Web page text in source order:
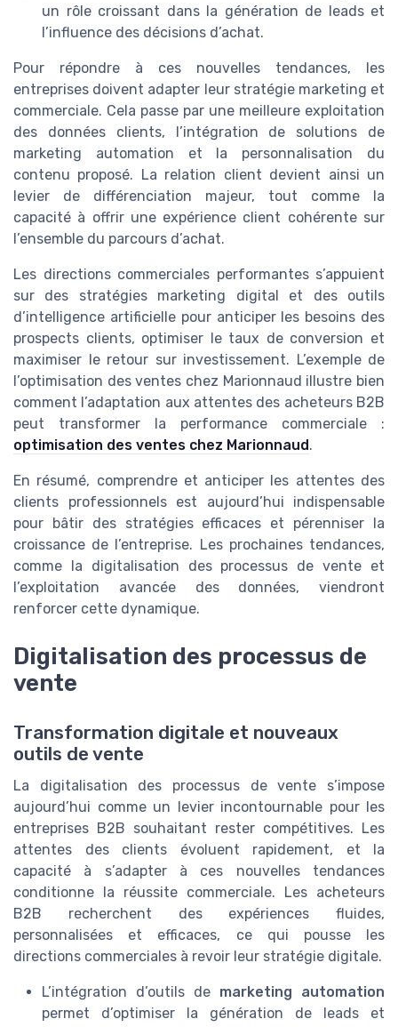
un rôle croissant dans la génération de leads et
l’influence des décisions d’achat.
Pour répondre à ces nouvelles tendances, les
entreprises doivent adapter leur stratégie marketing et
commerciale. Cela passe par une meilleure exploitation
des données clients, l’intégration de solutions de
marketing automation et la personnalisation du
contenu proposé. La relation client devient ainsi un
levier de différenciation majeur, tout comme la
capacité à offrir une expérience client cohérente sur
l’ensemble du parcours d’achat.
Les directions commerciales performantes s’appuient
sur des stratégies marketing digital et des outils
d’intelligence artificielle pour anticiper les besoins des
prospects clients, optimiser le taux de conversion et
maximiser le retour sur investissement. L’exemple de
l’optimisation des ventes chez Marionnaud illustre bien
comment l’adaptation aux attentes des acheteurs B2B
peut transformer la performance commerciale :
optimisation des ventes chez Marionnaud.
En résumé, comprendre et anticiper les attentes des
clients professionnels est aujourd’hui indispensable
pour bâtir des stratégies efficaces et pérenniser la
croissance de l’entreprise. Les prochaines tendances,
comme la digitalisation des processus de vente et
l’exploitation avancée des données, viendront
renforcer cette dynamique.
Digitalisation des processus de
vente
Transformation digitale et nouveaux
outils de vente
La digitalisation des processus de vente s’impose
aujourd’hui comme un levier incontournable pour les
entreprises B2B souhaitant rester compétitives. Les
attentes des clients évoluent rapidement, et la
capacité à s’adapter à ces nouvelles tendances
conditionne la réussite commerciale. Les acheteurs
B2B recherchent des expériences fluides,
personnalisées et efficaces, ce qui pousse les
directions commerciales à revoir leur stratégie digitale.
L’intégration d’outils de marketing automation
permet d’optimiser la génération de leads et